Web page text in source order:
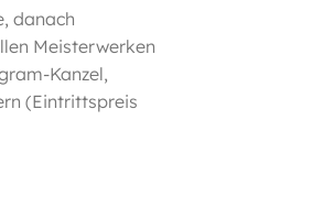
danach
Meisterwerken
Kanzel,
(Eintrittspreis